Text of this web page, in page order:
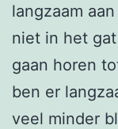
langzaam
niet in het
gaan horen
ben er
veel minder